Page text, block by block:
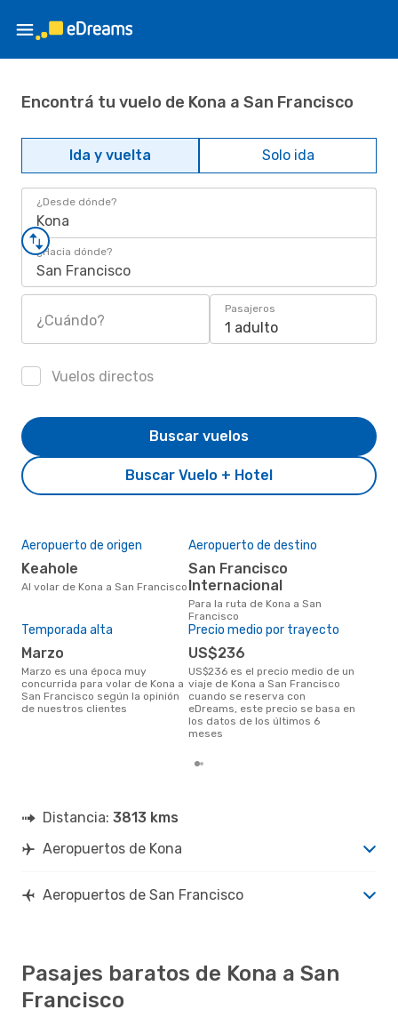
Encontrá tu vuelo de Kona a San Francisco
Ida y vuelta Solo ida
¿Desde dónde?
Kona
¿Hacia dónde?
San Francisco
¿Cuándo?
Pasajeros
1 adulto
Vuelos directos
Buscar Vuelo + Hotel
Buscar vuelos
Aeropuerto de origen
Keahole
Al volar de Kona a San Francisco
Aeropuerto de destino
San Francisco
Internacional
Para la ruta de Kona a San
Francisco
Temporada alta
marzo
marzo es una época muy
concurrida para volar de Kona a
San Francisco según la opinión
de nuestros clientes
Precio medio por trayecto
US$236
US$236 es el precio medio de un
viaje de Kona a San Francisco
cuando se reserva con
eDreams, este precio se basa en
los datos de los últimos 6
meses
Distancia: 3813 kms
Aeropuertos de Kona
Aeropuertos de San Francisco
Pasajes baratos de Kona a San
Francisco